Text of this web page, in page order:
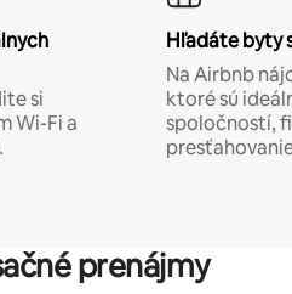
si
Wi-Fi a
Hľadáte byty
Na Airbnb
ktoré sú
spoločností,
prenájmy